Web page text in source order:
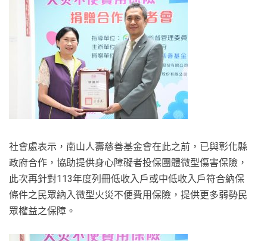
社會處表示，南山人壽慈善基金會在此之前，已與彰化縣
政府合作，協助提供身心障礙者投保團體微型傷害保險，
此次再針對113年度列冊低收入戶或中低收入戶符合納保
條件之民眾納入微型火災不便費用保險，提供更多弱勢民
眾權益之保障。